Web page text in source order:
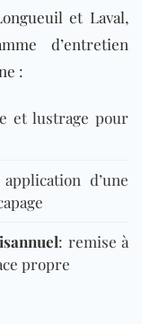
et Laval,
d’entretien
:
et lustrage pour
d’une
: remise à
propre